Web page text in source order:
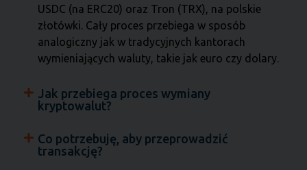
USDC (na ERC20) oraz Tron (TRX), na polskie
złotówki. Cały proces przebiega w sposób
analogiczny jak w tradycyjnych kantorach
wymieniających waluty, takie jak euro czy dolary.
Jak przebiega proces wymiany
kryptowalut?
Co potrzebuję, aby przeprowadzić
transakcję?